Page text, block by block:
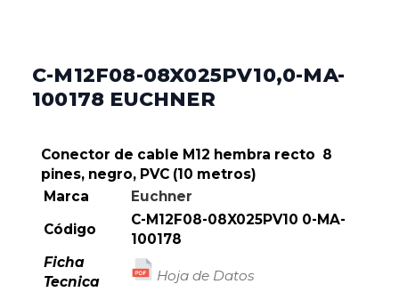
C-M12F08-08X025PV10,0-MA-
100178 EUCHNER
Conector de cable M12 hembra recto 8
pines, negro, PVC (10 metros)
Marca
Euchner
Código
C-M12F08-08X025PV10 0-MA-
100178
Ficha
Tecnica
Hoja de Datos